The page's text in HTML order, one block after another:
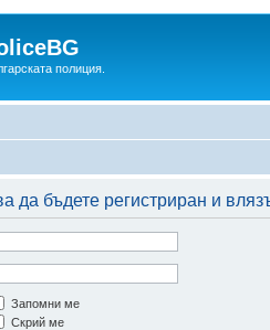
полиция.
да бъдете регистриран и
Запомни ме
Скрий ме